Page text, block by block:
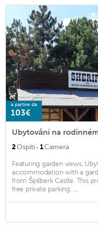
a partire da
103€
Ubytování na
2Ospiti · 1Camera
Featuring garden views,
accommodation with a
from Špilberk Castle. This
free private parking. ...